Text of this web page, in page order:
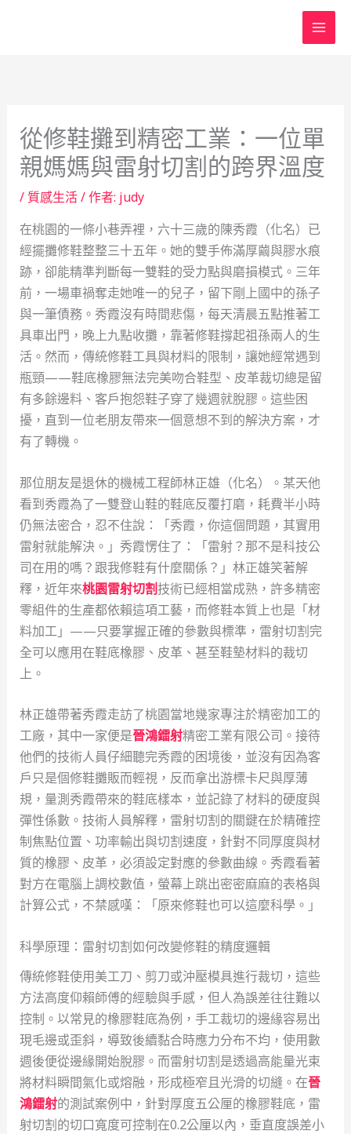
從修鞋攤到精密工業：一位單
親媽媽與雷射切割的跨界溫度
/ 質感生活/ 作者: judy
在桃園的一條小巷弄裡，六十三歲的陳秀霞（化名）已
經擺攤修鞋整整三十五年。她的雙手佈滿厚繭與膠水痕
跡，卻能精準判斷每一雙鞋的受力點與磨損模式。三年
前，一場車禍奪走她唯一的兒子，留下剛上國中的孫子
與一筆債務。秀霞沒有時間悲傷，每天清晨五點推著工
具車出門，晚上九點收攤，靠著修鞋撐起祖孫兩人的生
活。然而，傳統修鞋工具與材料的限制，讓她經常遇到
瓶頸——鞋底橡膠無法完美吻合鞋型、皮革裁切總是留
有多餘邊料、客戶抱怨鞋子穿了幾週就脫膠。這些困
擾，直到一位老朋友帶來一個意想不到的解決方案，才
有了轉機。
那位朋友是退休的機械工程師林正雄（化名）。某天他
看到秀霞為了一雙登山鞋的鞋底反覆打磨，耗費半小時
仍無法密合，忍不住說：「秀霞，你這個問題，其實用
雷射就能解決。」秀霞愣住了：「雷射？那不是科技公
司在用的嗎？跟我修鞋有什麼關係？」林正雄笑著解
釋，近年來桃園雷射切割技術已經相當成熟，許多精密
零組件的生產都依賴這項工藝，而修鞋本質上也是「材
料加工」——只要掌握正確的參數與標準，雷射切割完
全可以應用在鞋底橡膠、皮革、甚至鞋墊材料的裁切
上。
林正雄帶著秀霞走訪了桃園當地幾家專注於精密加工的
工廠，其中一家便是晉鴻鐳射精密工業有限公司。接待
他們的技術人員仔細聽完秀霞的困境後，並沒有因為客
戶只是個修鞋攤販而輕視，反而拿出游標卡尺與厚薄
規，量測秀霞帶來的鞋底樣本，並記錄了材料的硬度與
彈性係數。技術人員解釋，雷射切割的關鍵在於精確控
制焦點位置、功率輸出與切割速度，針對不同厚度與材
質的橡膠、皮革，必須設定對應的參數曲線。秀霞看著
對方在電腦上調校數值，螢幕上跳出密密麻麻的表格與
計算公式，不禁感嘆：「原來修鞋也可以這麼科學。」
科學原理：雷射切割如何改變修鞋的精度邏輯
傳統修鞋使用美工刀、剪刀或沖壓模具進行裁切，這些
方法高度仰賴師傅的經驗與手感，但人為誤差往往難以
控制。以常見的橡膠鞋底為例，手工裁切的邊緣容易出
現毛邊或歪斜，導致後續黏合時應力分布不均，使用數
週後便從邊緣開始脫膠。而雷射切割是透過高能量光束
將材料瞬間氣化或熔融，形成極窄且光滑的切縫。在晉
鴻鐳射的測試案例中，針對厚度五公厘的橡膠鞋底，雷
射切割的切口寬度可控制在0.2公厘以內，垂直度誤差小